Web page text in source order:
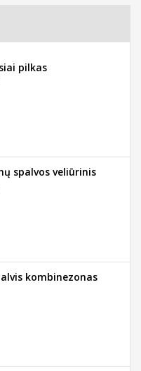
pilkas
spalvos veliūrinis
kombinezonas